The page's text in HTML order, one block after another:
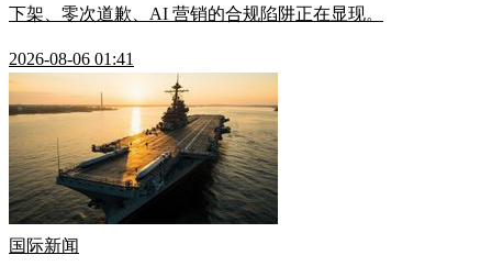
下架、零次道歉、AI 营销的合规陷阱正在显现。
2026-08-06 01:41
国际新闻